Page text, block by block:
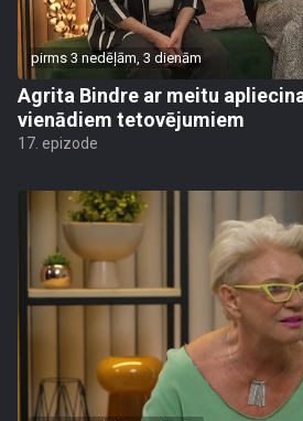
pirms 3 nedēļām, 3 dienām
Agrita Bindre ar meitu
vienādiem tetovējumiem
17. epizode